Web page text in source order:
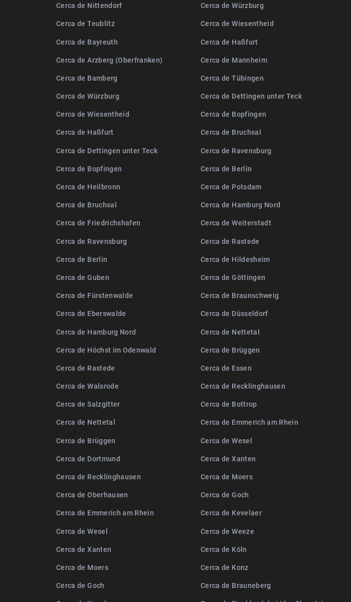
Cerca de Nittendorf
Cerca de Teublitz
Cerca de Bayreuth
Cerca de Arzberg (Oberfranken)
Cerca de Bamberg
Cerca de Würzburg
Cerca de Wiesentheid
Cerca de Haßfurt
Cerca de Dettingen unter Teck
Cerca de Bopfingen
Cerca de Heilbronn
Cerca de Bruchsal
Cerca de Friedrichshafen
Cerca de Ravensburg
Cerca de Berlin
Cerca de Guben
Cerca de Fürstenwalde
Cerca de Eberswalde
Cerca de Hamburg Nord
Cerca de Höchst im Odenwald
Cerca de Rastede
Cerca de Walsrode
Cerca de Salzgitter
Cerca de Nettetal
Cerca de Brüggen
Cerca de Dortmund
Cerca de Recklinghausen
Cerca de Oberhausen
Cerca de Emmerich am Rhein
Cerca de Wesel
Cerca de Xanten
Cerca de Moers
Cerca de Goch
Cerca de Würzburg
Cerca de Wiesentheid
Cerca de Haßfurt
Cerca de Mannheim
Cerca de Tübingen
Cerca de Dettingen unter Teck
Cerca de Bopfingen
Cerca de Bruchsal
Cerca de Ravensburg
Cerca de Berlin
Cerca de Potsdam
Cerca de Hamburg Nord
Cerca de Weiterstadt
Cerca de Rastede
Cerca de Hildesheim
Cerca de Göttingen
Cerca de Braunschweig
Cerca de Düsseldorf
Cerca de Nettetal
Cerca de Brüggen
Cerca de Essen
Cerca de Recklinghausen
Cerca de Bottrop
Cerca de Emmerich am Rhein
Cerca de Wesel
Cerca de Xanten
Cerca de Moers
Cerca de Goch
Cerca de Kevelaer
Cerca de Weeze
Cerca de Köln
Cerca de Konz
Cerca de Brauneberg